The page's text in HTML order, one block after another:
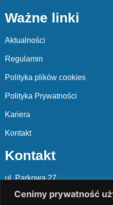
Cenimy prywatność
Ważne linki
Aktualności
Regulamin
Polityka plików cookies
Polityka Prywatności
Kariera
Kontakt
Kontakt
ul. Parkowa 27
05-120 Legionowo